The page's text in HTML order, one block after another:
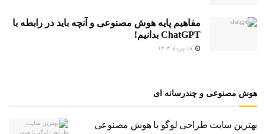
مفاهیم پایه هوش مصنوعی و آنچه باید در رابطه با
ChatGPT بدانیم!
هوش مصنوعی و چندرسانه ای
بهترین سایت طراحی لوگو با هوش مصنوعی